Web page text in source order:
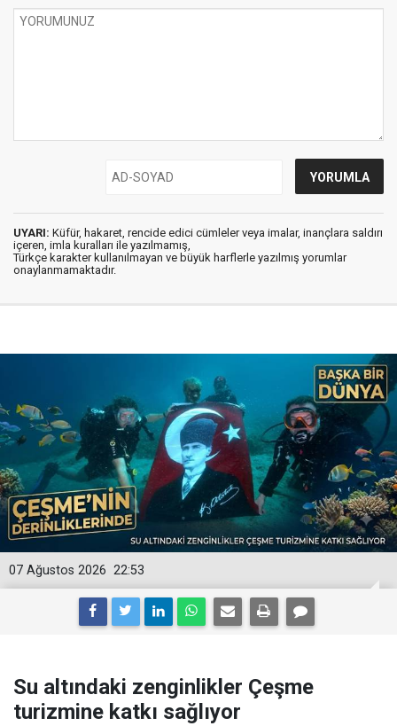
UYARI: Küfür, hakaret, rencide edici cümleler veya imalar, inançlara saldırı
içeren, imla kuralları ile yazılmamış,
Türkçe karakter kullanılmayan ve büyük harflerle yazılmış yorumlar
onaylanmamaktadır.
22:53
07 Ağustos 2026
Su altındaki zenginlikler Çeşme
turizmine katkı sağlıyor